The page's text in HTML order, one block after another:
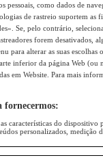
pessoais, como dados de
de rastreio suportem as
Se, pelo contrário,
forem desativados,
para alterar as suas
inferior da página Web (ou
em Website. Para mais
fornecermos:
características do dispositivo
personalizados, medição